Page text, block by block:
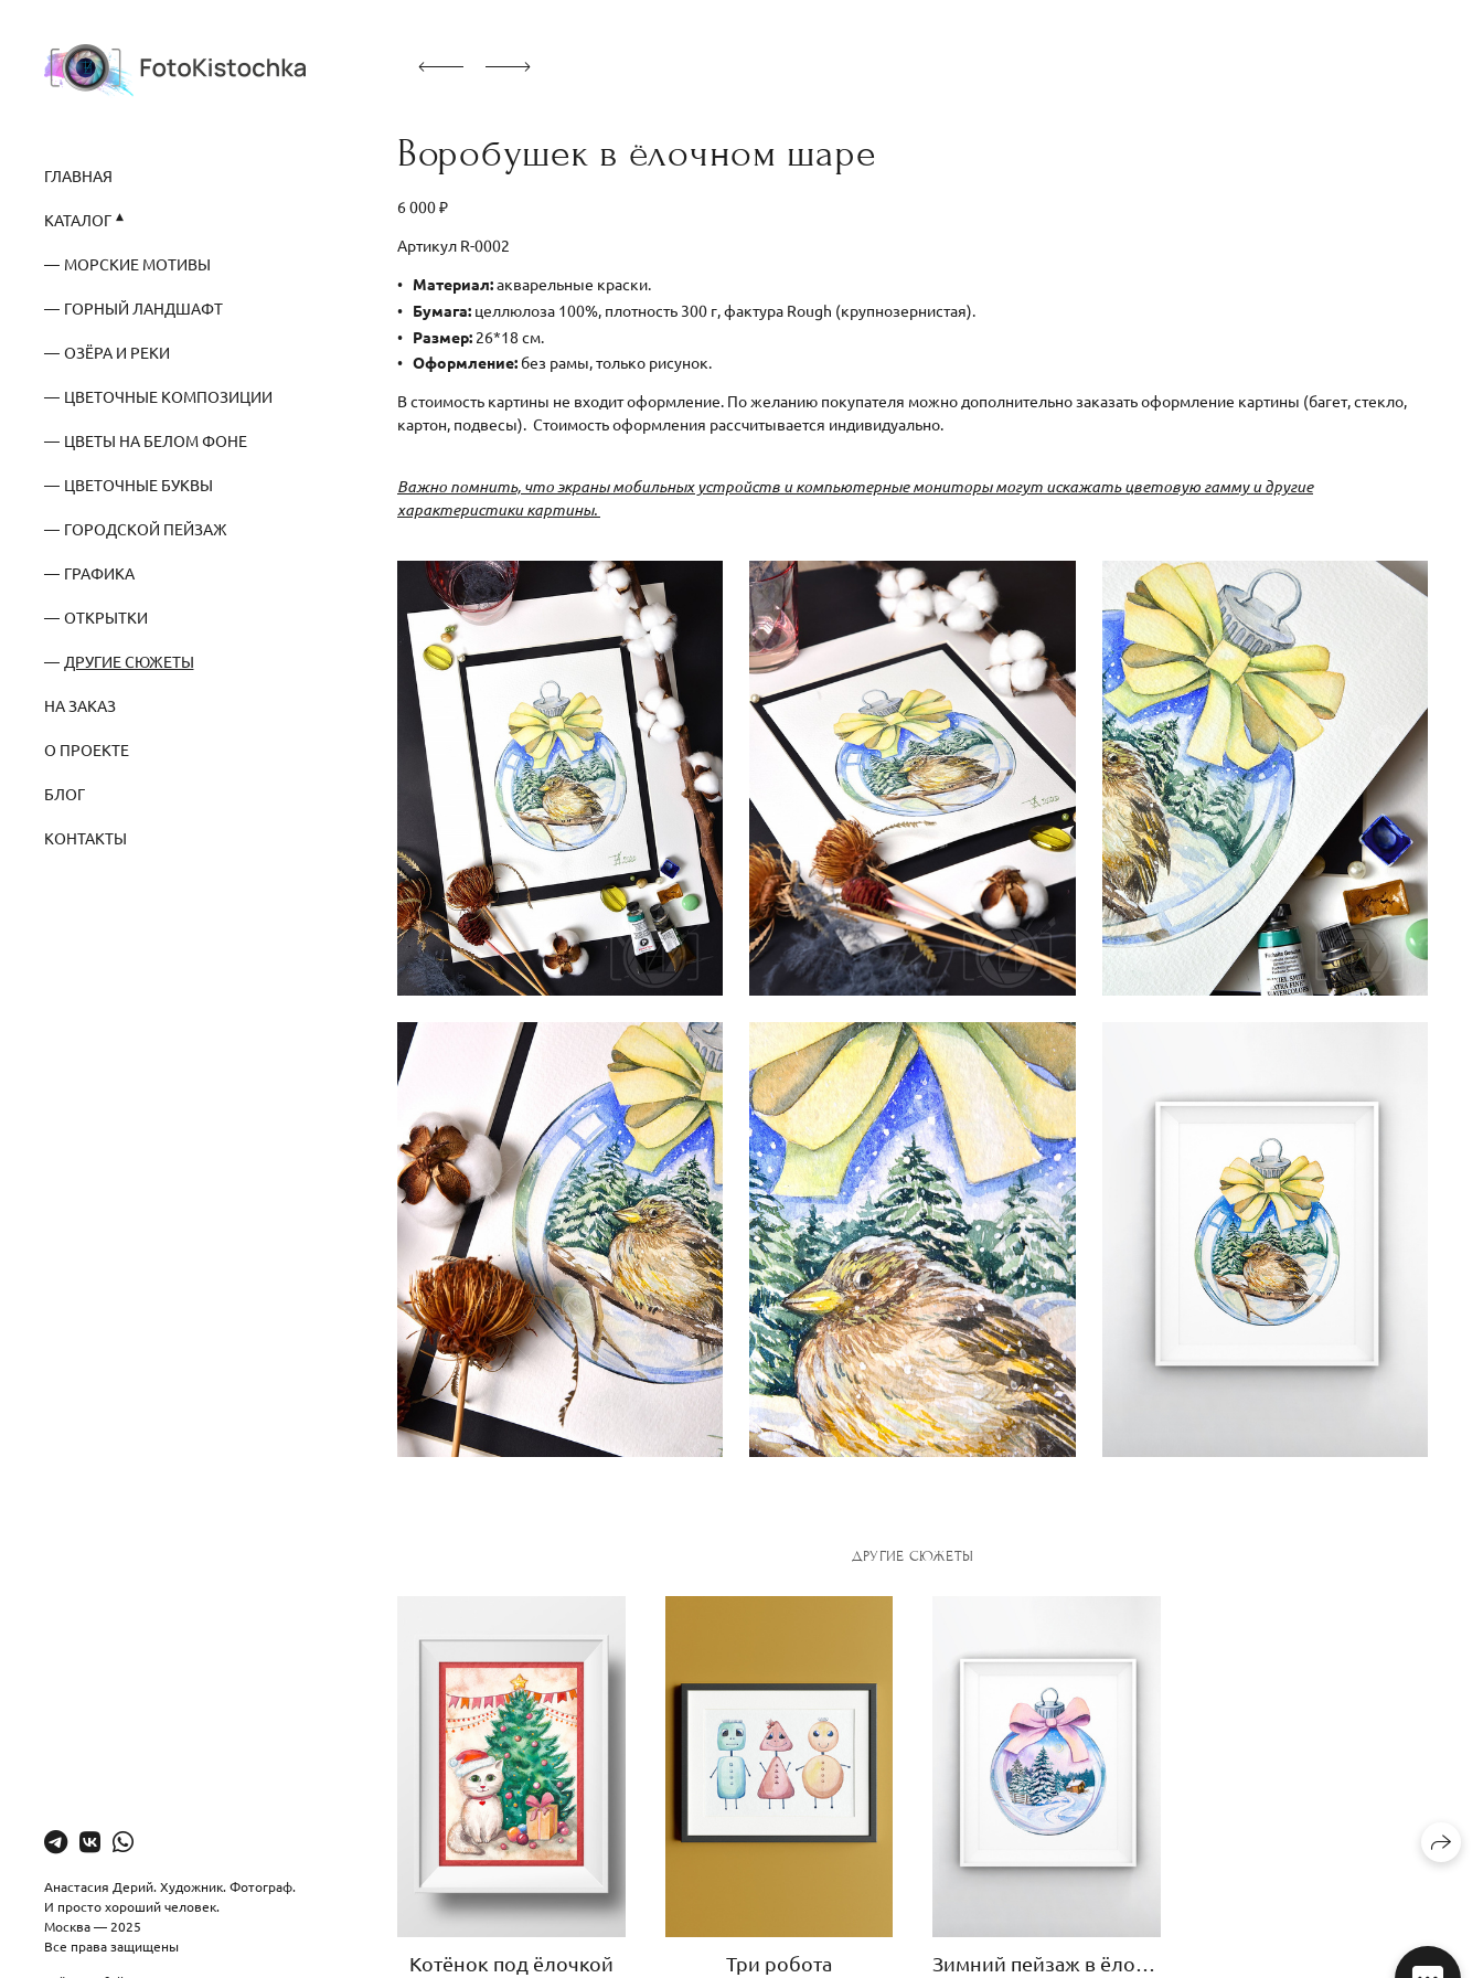
ГЛАВНАЯ
КАТАЛОГ
МОРСКИЕ МОТИВЫ
ГОРНЫЙ ЛАНДШАФТ
ОЗЁРА И РЕКИ
ЦВЕТОЧНЫЕ КОМПОЗИЦИИ
ЦВЕТЫ НА БЕЛОМ ФОНЕ
ЦВЕТОЧНЫЕ БУКВЫ
ГОРОДСКОЙ ПЕЙЗАЖ
ГРАФИКА
ОТКРЫТКИ
ДРУГИЕ СЮЖЕТЫ
НА ЗАКАЗ
О ПРОЕКТЕ
БЛОГ
КОНТАКТЫ
Анастасия Дерий. Художник. Фотограф.
И просто хороший человек.
Москва — 2025
Все права защищены
Воробушек в ёлочном шаре
6 000 ₽
Артикул R-0002
Материал:акварельные краски.
Бумага: целлюлоза 100%, плотность 300 г, фактура Rough (крупнозернистая).
Размер: 26*18 см.
Оформление: без рамы, только рисунок.
В стоимость картины не входит оформление. По желанию покупателя можно дополнительно заказать оформление картины (багет, стекло,
картон, подвесы). Стоимость оформления рассчитывается индивидуально.
Важно помнить, что экраны мобильных устройств и компьютерные мониторы могут искажать цветовую гамму и другие
характеристики картины.
ДРУГИЕ СЮЖЕТЫ
Котёнок под ёлочкой Три робота Зимний пейзаж в ёлочном шаре